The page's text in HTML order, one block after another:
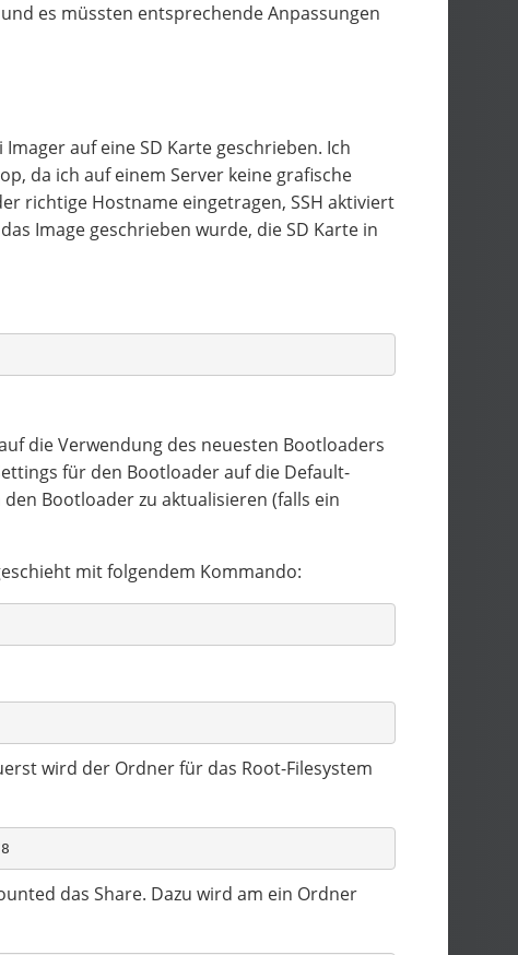
es müssten entsprechende Anpassungen
auf eine SD Karte geschrieben. Ich
da ich auf einem Server keine grafische
richtige Hostname eingetragen, SSH aktiviert
Image geschrieben wurde, die SD Karte in
die Verwendung des neuesten Bootloaders
für den Bootloader auf die Default-
Bootloader zu aktualisieren (falls ein
mit folgendem Kommando:
wird der Ordner für das Root-Filesystem
das Share. Dazu wird am ein Ordner